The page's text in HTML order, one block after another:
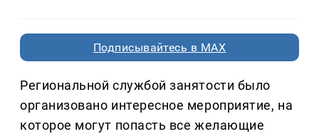
Подписывайтесь в MAX
Региональной службой занятости было
организовано интересное мероприятие, на
которое могут попасть все желающие